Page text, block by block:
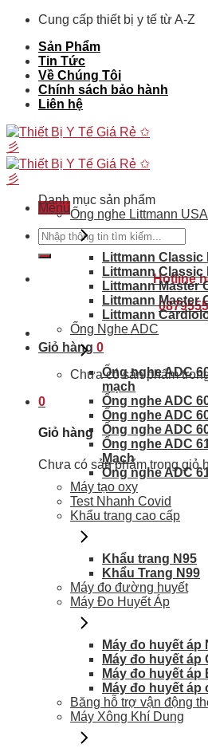
Skip
content
Cung cấp thiết bị y tế từ A-Z
Sản Phẩm
Tin Tức
Về Chúng Tôi
Chính sách bảo hành
Liên hệ
Menu
Tìm
kiếm:
Hotline
Giỏ hàng 0
Chưa có sản phẩm
0
Giỏ hàng
Chưa có sản phẩm trong giỏ
Danh mục sản phẩm
Ống nghe Littmann USA
Littmann Classic
Littmann Classic
Littmann Master
Littmann Master
Littmann
Ống Nghe ADC
Ống nghe ADC
mạch
Ống nghe ADC
Ống nghe ADC
Ống nghe ADC
Ống nghe ADC
Mạch
Ống nghe ADC
Máy tạo oxy
Test Nhanh Covid
Khẩu trang cao cấp
Khẩu trang N95
Khẩu Trang N99
Máy đo đường huyết
Máy Đo Huyết Áp
Máy đo huyết áp
Máy đo huyết áp
Máy đo huyết áp
Máy đo huyết áp
Băng hỗ trợ vận động
Máy Xông Khí Dung